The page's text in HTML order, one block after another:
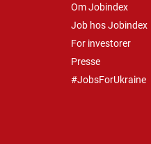
Om Jobindex
Job hos Jobindex
For investorer
Presse
#JobsForUkraine